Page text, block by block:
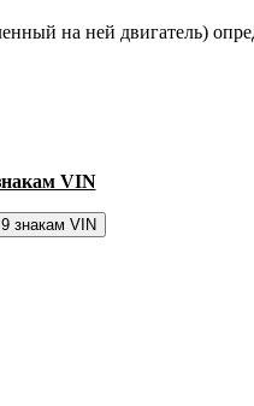
на ней двигатель)
VIN